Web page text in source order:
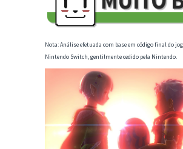
Nota: Análise efetuada com base em código final do
Nintendo Switch, gentilmente cedido pela Nintendo.